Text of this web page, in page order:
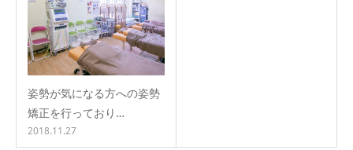
姿勢が気になる方への姿勢
矯正を行っており…
2018.11.27